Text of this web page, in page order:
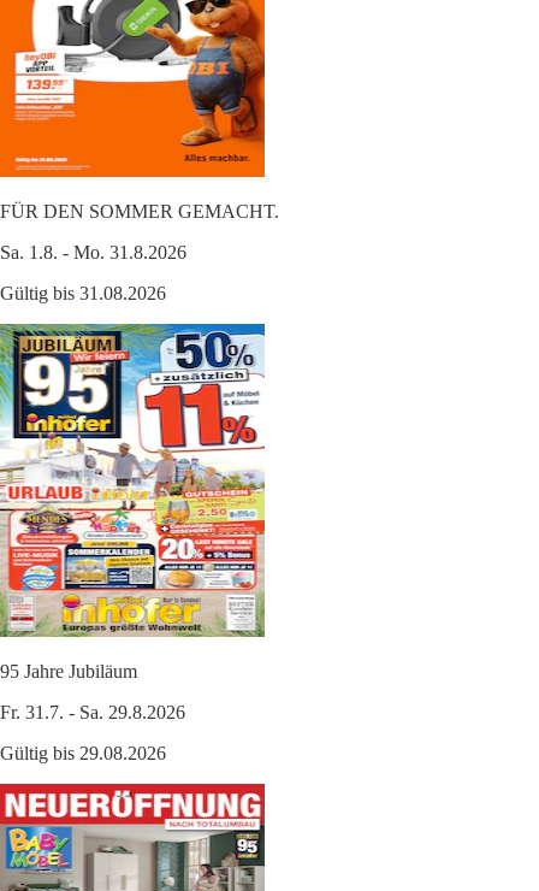
FÜR DEN SOMMER GEMACHT.
Sa. 1.8. - Mo. 31.8.2026
Gültig bis 31.08.2026
95 Jahre Jubiläum
Fr. 31.7. - Sa. 29.8.2026
Gültig bis 29.08.2026